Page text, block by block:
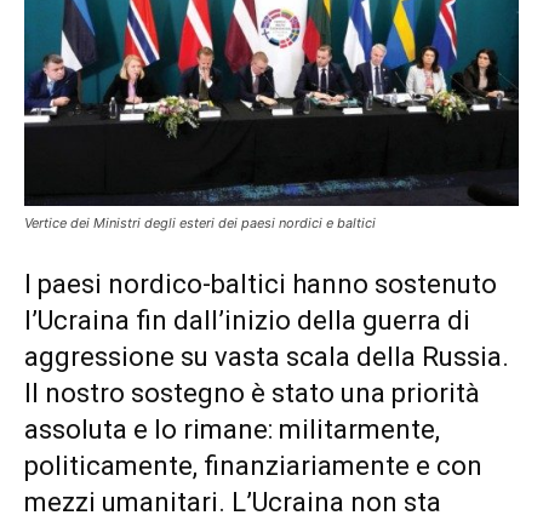
Vertice dei Ministri degli esteri dei paesi nordici e baltici
I paesi nordico-baltici hanno sostenuto
l’Ucraina fin dall’inizio della guerra di
aggressione su vasta scala della Russia.
Il nostro sostegno è stato una priorità
assoluta e lo rimane: militarmente,
politicamente, finanziariamente e con
mezzi umanitari. L’Ucraina non sta